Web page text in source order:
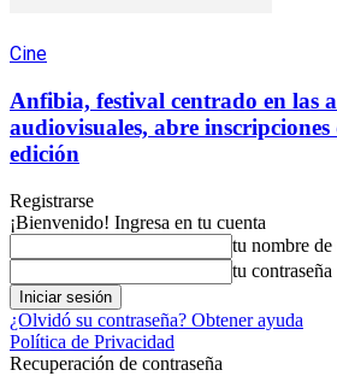
Cine
Anfibia, festival centrado en las
audiovisuales, abre
edición
Registrarse
¡Bienvenido! Ingresa en tu cuenta
tu nombre de
tu contraseña
¿Olvidó su contraseña? Obtener ayuda
Política de Privacidad
Recuperación de contraseña